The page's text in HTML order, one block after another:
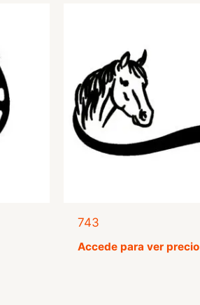
743
Accede para ver precio